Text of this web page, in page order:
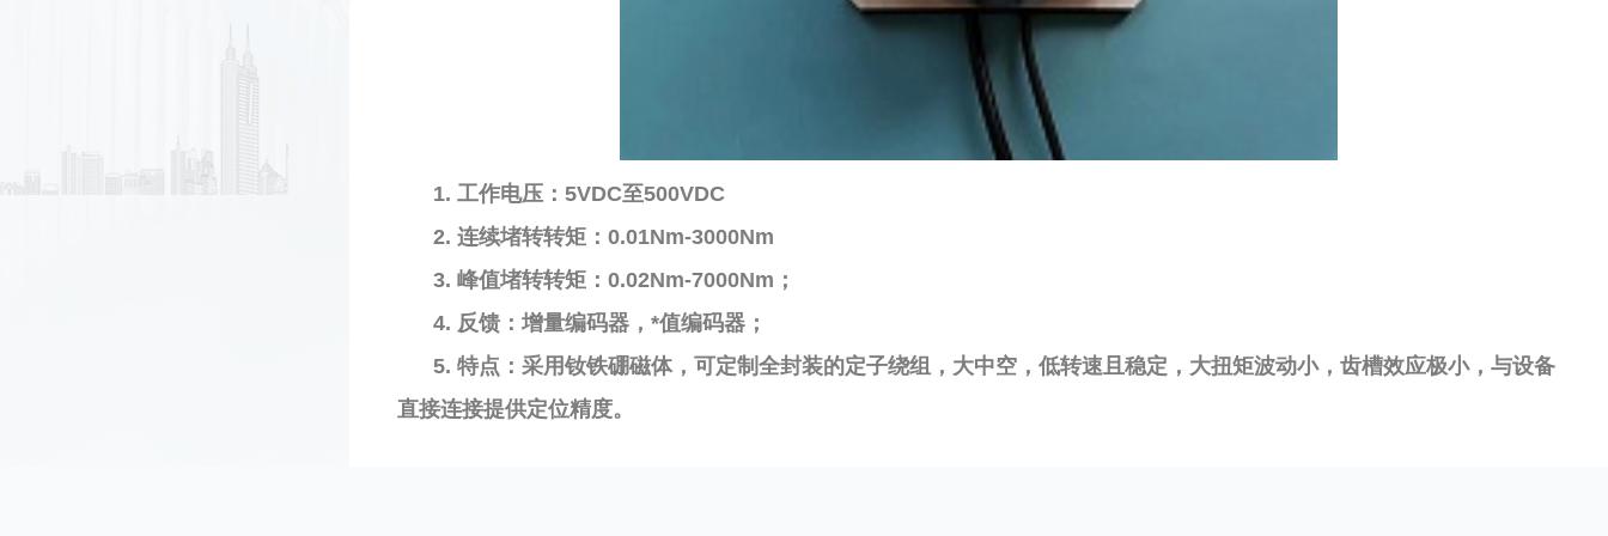
1. 工作电压：5VDC至500VDC
2. 连续堵转转矩：0.01Nm-3000Nm
3. 峰值堵转转矩：0.02Nm-7000Nm；
4. 反馈：增量编码器，*值编码器；
5. 特点：采用钕铁硼磁体，可定制全封装的定子绕组，大中空，低转速且稳定，大扭矩波动小，齿槽效应极小，与设备
直接连接提供定位精度。